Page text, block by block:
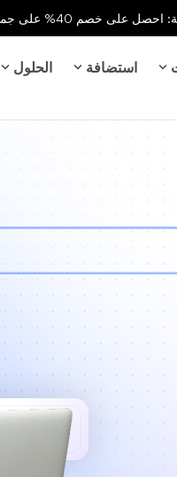
الاستضافة لفترة محدودة!
استضافة الحلول